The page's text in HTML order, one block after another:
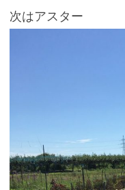
次はアスター